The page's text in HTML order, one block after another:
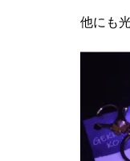
他にも